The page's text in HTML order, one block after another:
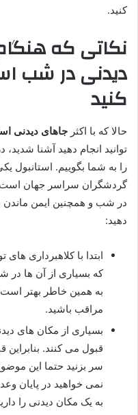
کنید.
نکاتی که
دیدنی در شب
کنید
حالا که با اکثر جاهای دیدنی
توانید انجام دهید آشنا
را به شما بگوییم. استانبول
گردشگران سراسر جهان است
در شب و همچنین ایمن ماندن
دهید:
ابتدا با کلاهبرداری
که بسیاری از آن ها
به همین خاطر بهتر
مراقب باشید.
بسیاری از مکان های
قبول می کنند. بنابراین
سر بزنید حتما این
نمی خواهید در پایان
به یک مکان دیدنی را